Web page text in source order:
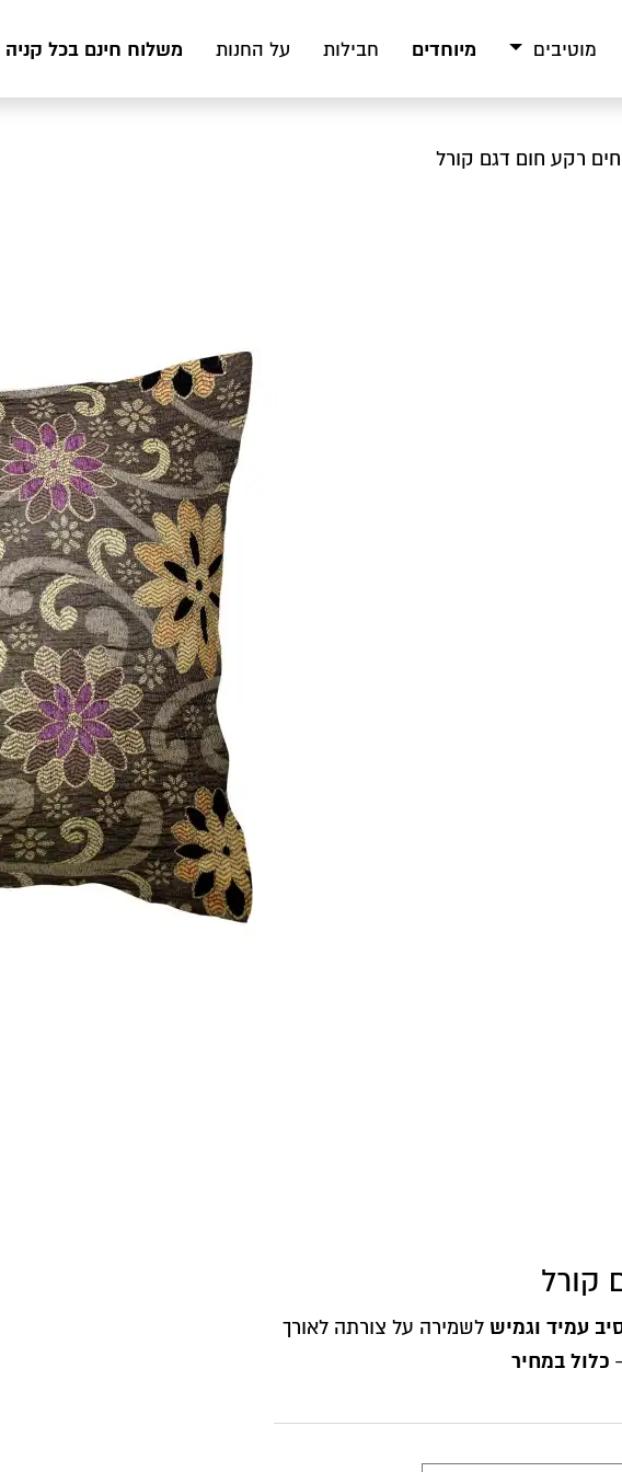
מוטיבים מיוחדים חבילות על החנות משלוח חינם בכל קניה מעל 199 ₪
רקע חום דגם קורל
קורל
עמיד וגמיש לשמירה על צורתה לאורך
כלול במחיר